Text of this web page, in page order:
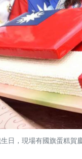
日，現場有國旗蛋糕賀